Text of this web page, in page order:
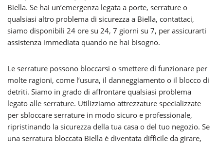
Biella. Se hai un’emergenza legata a porte, serrature o
qualsiasi altro problema di sicurezza a Biella, contattaci,
siamo disponibili 24 ore su 24, 7 giorni su 7, per assicurarti
assistenza immediata quando ne hai bisogno.
Le serrature possono bloccarsi o smettere di funzionare per
molte ragioni, come l’usura, il danneggiamento o il blocco di
detriti. Siamo in grado di affrontare qualsiasi problema
legato alle serrature. Utilizziamo attrezzature specializzate
per sbloccare serrature in modo sicuro e professionale,
ripristinando la sicurezza della tua casa o del tuo negozio. Se
una serratura bloccata Biella è diventata difficile da girare,